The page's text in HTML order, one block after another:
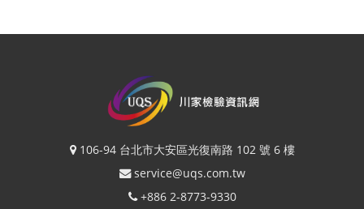
106-94 台北市大安區光復南路 102 號 6 樓
service@uqs.com.tw
+886 2-8773-9330